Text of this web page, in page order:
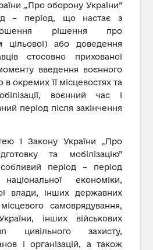
„Про оборону України”
– період, що настає з
рішення про
цільової) або доведення
стосовно прихованої
введення воєнного
в окремих її місцевостях та
воєнний час і
період після закінчення
1 Закону України „Про
та мобілізацію”
період – період
економіки,
влади, інших державних
самоврядування,
інших військових
цивільного захисту,
і організацій, а також